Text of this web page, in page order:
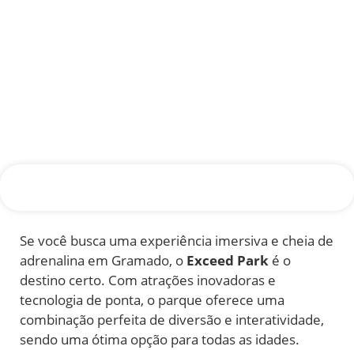
Se você busca uma experiência imersiva e cheia de
adrenalina em Gramado, o Exceed Park é o
destino certo. Com atrações inovadoras e
tecnologia de ponta, o parque oferece uma
combinação perfeita de diversão e interatividade,
sendo uma ótima opção para todas as idades.